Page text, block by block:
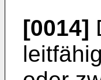
[0014]